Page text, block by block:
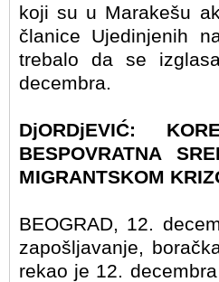
koji su u Marakešu
članice Ujedinjenih
trebalo da se
decembra.
DjORDjEVIĆ:
BESPOVRATNA
MIGRANTSKOM
BEOGRAD, 12.
zapošljavanje,
rekao je 12.